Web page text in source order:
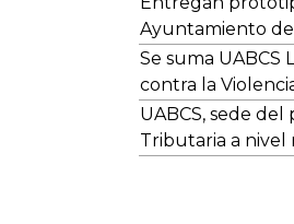
Ayuntamiento de
Se suma UABCS
contra la
UABCS, sede
Tributaria a nivel